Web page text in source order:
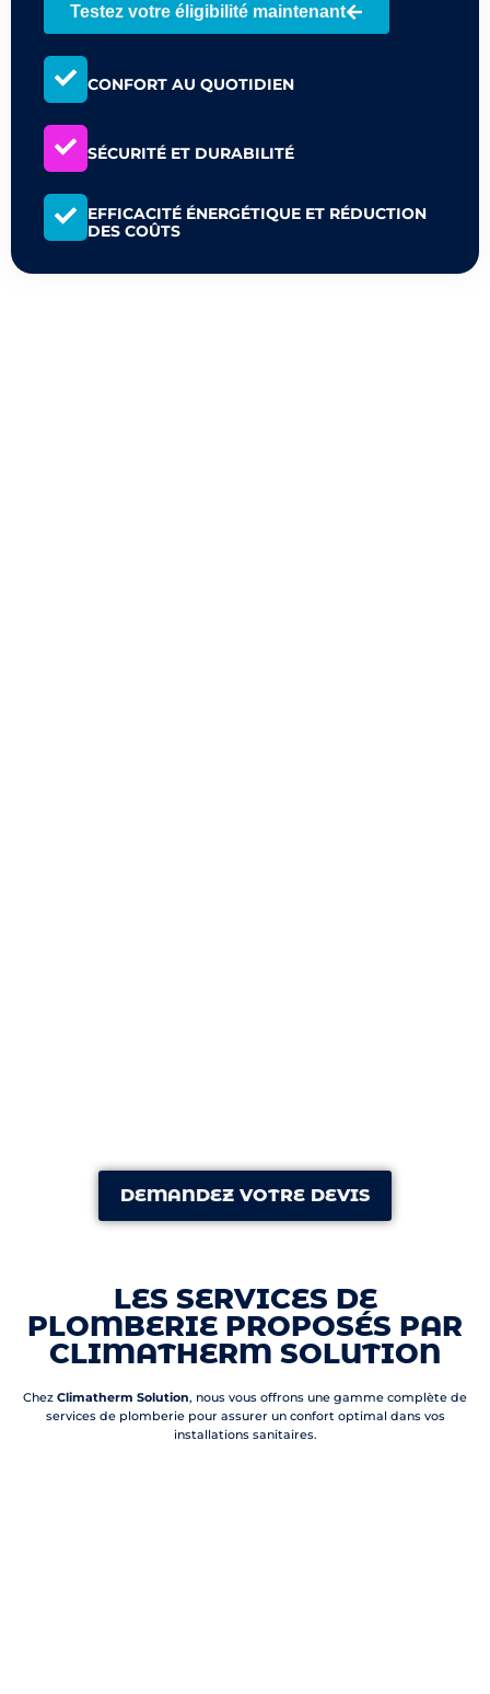
Testez votre éligibilité maintenant
CONFORT AU QUOTIDIEN
SÉCURITÉ ET DURABILITÉ
EFFICACITÉ ÉNERGÉTIQUE ET RÉDUCTION
DES COÛTS
DEMANDEZ VOTRE DEVIS
LES SERVICES DE
PLOMBERIE PROPOSÉS PAR
CLIMATHERM SOLUTION
Chez Climatherm Solution, nous vous offrons une gamme complète de
services de plomberie pour assurer un confort optimal dans vos
installations sanitaires.